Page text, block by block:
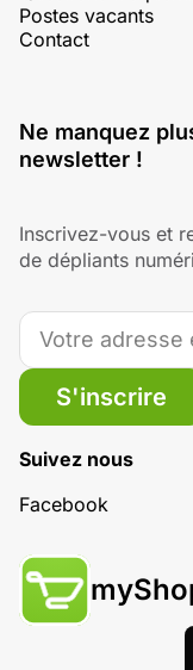
Postes vacants
Contact
Ne manquez
newsletter !
Inscrivez-vous et
de dépliants
S'inscrire
Suivez nous
Facebook